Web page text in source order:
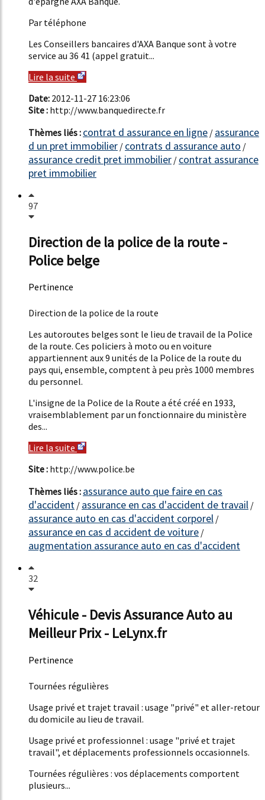
Par téléphone
Les Conseillers bancaires d'AXA Banque sont à votre
service au 36 41 (appel gratuit...
Lire la suite
Date: 2012-11-27 16:23:06
Site : http://www.banquedirecte.fr
Thèmes liés : contrat d assurance en ligne / assurance
d un pret immobilier / contrats d assurance auto /
assurance credit pret immobilier / contrat assurance
pret immobilier
97
Direction de la police de la route -
Police belge
Pertinence
Direction de la police de la route
Les autoroutes belges sont le lieu de travail de la Police
de la route. Ces policiers à moto ou en voiture
appartiennent aux 9 unités de la Police de la route du
pays qui, ensemble, comptent à peu près 1000 membres
du personnel.
L'insigne de la Police de la Route a été créé en 1933,
vraisemblablement par un fonctionnaire du ministère
des...
Lire la suite
Site : http://www.police.be
Thèmes liés : assurance auto que faire en cas
d'accident / assurance en cas d'accident de travail /
assurance auto en cas d'accident corporel /
assurance en cas d accident de voiture /
augmentation assurance auto en cas d'accident
32
Véhicule - Devis Assurance Auto au
Meilleur Prix - LeLynx.fr
Pertinence
Tournées régulières
Usage privé et trajet travail : usage "privé" et aller-retour
du domicile au lieu de travail.
Usage privé et professionnel : usage "privé et trajet
travail", et déplacements professionnels occasionnels.
Tournées régulières : vos déplacements comportent
plusieurs...